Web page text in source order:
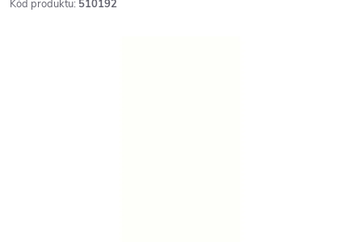
Kód produktu: 510192